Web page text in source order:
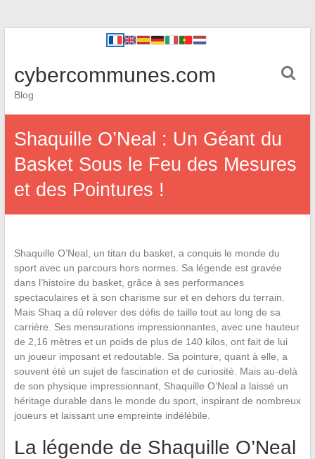
cybercommunes.com
Blog
Shaquille O’Neal : Un Géant du
Basket Sous le Feu des Mesures
et des Pointures !
Shaquille O’Neal, un titan du basket, a conquis le monde du
sport avec un parcours hors normes. Sa légende est gravée
dans l’histoire du basket, grâce à ses performances
spectaculaires et à son charisme sur et en dehors du terrain.
Mais Shaq a dû relever des défis de taille tout au long de sa
carrière. Ses mensurations impressionnantes, avec une hauteur
de 2,16 mètres et un poids de plus de 140 kilos, ont fait de lui
un joueur imposant et redoutable. Sa pointure, quant à elle, a
souvent été un sujet de fascination et de curiosité. Mais au-delà
de son physique impressionnant, Shaquille O’Neal a laissé un
héritage durable dans le monde du sport, inspirant de nombreux
joueurs et laissant une empreinte indélébile.
La légende de Shaquille O’Neal